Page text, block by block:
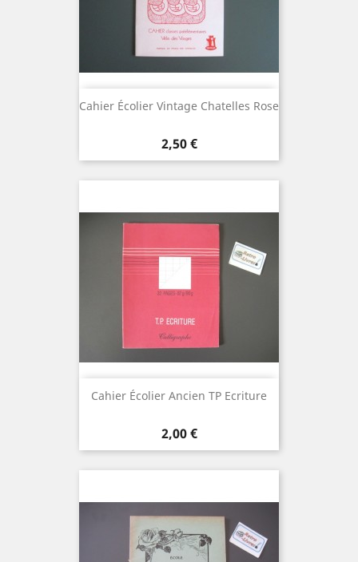
Cahier Écolier Vintage Chatelles Rose
Prix
2,50 €
Cahier Écolier Ancien TP Ecriture
Prix
2,00 €